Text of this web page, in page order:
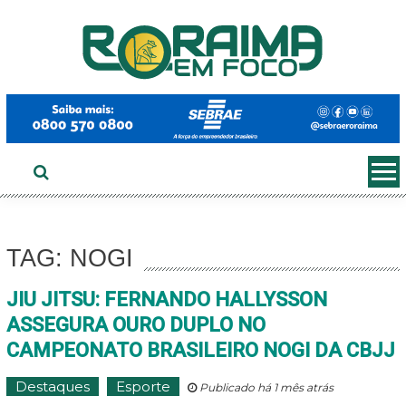
TAG: NOGI
JIU JITSU: FERNANDO HALLYSSON
ASSEGURA OURO DUPLO NO
CAMPEONATO BRASILEIRO NOGI DA CBJJ
Destaques Esporte Publicado há 1 mês atrás